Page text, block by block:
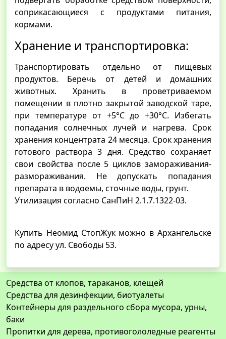
соприкасающиеся с продуктами питания,
кормами.
Хранение и транспортировка:
Транспортировать отдельно от пищевых
продуктов. Беречь от детей и домашних
животных. Хранить в проветриваемом
помещении в плотно закрытой заводской таре,
при температуре от +5°С до +30°С. Избегать
попадания солнечных лучей и нагрева. Срок
хранения концентрата 24 месяца. Срок хранения
готового раствора 3 дня. Средство сохраняет
свои свойства после 5 циклов замораживания-
размораживания. Не допускать попадания
препарата в водоемы, сточные воды, грунт.
Утилизация согласно СанПиН 2.1.7.1322-03.
Купить Неомид СтопЖук можно в Архангельске
по адресу ул. Свободы 53.
Средства от клопов, тараканов, клещей
Средства для дезинфекции, биотуалеты
Контейнеры для раздельного сбора мусора, урны,
баки
Пропитки для дерева, противогололедные реагенты